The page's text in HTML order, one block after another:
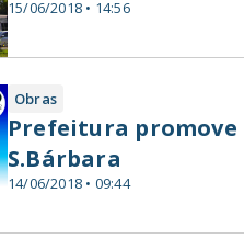
15/06/2018 • 14:56
Obras
14/06/2018 • 09:44
Prefeitura promove
S.Bárbara